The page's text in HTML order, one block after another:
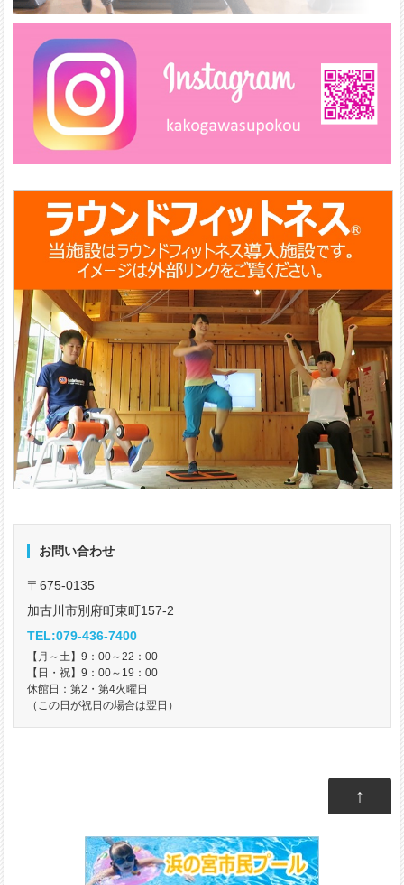
お問い合わせ
〒675-0135
加古川市別府町東町157-2
TEL:079-436-7400
【月～土】9：00～22：00
【日・祝】9：00～19：00
休館日：第2・第4火曜日
（この日が祝日の場合は翌日）
↑